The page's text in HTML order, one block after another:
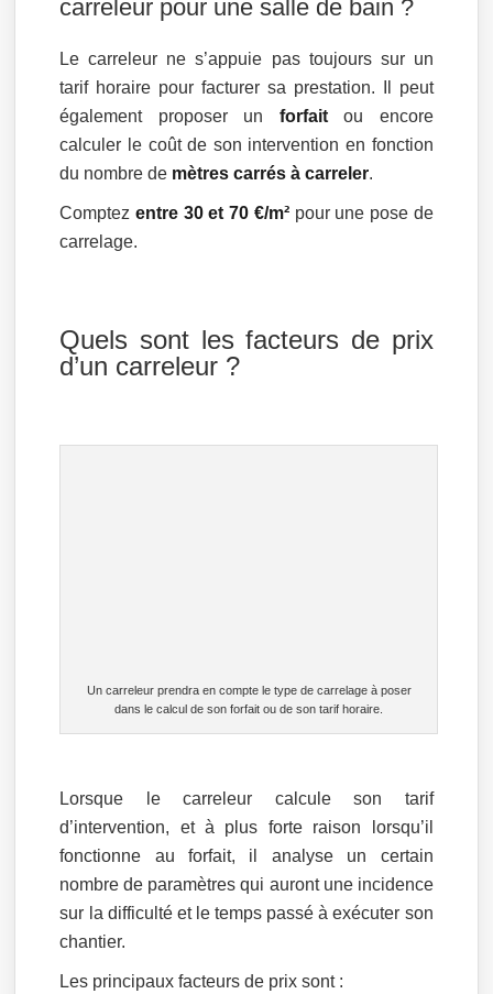
carreleur pour une salle de bain ?
Le carreleur ne s’appuie pas toujours sur un
tarif horaire pour facturer sa prestation. Il peut
également proposer un forfaitou encore
calculer le coût de son intervention en fonction
du nombre de mètres carrés à carreler.
Comptezentre 30 et 70 €/m²pour une pose de
carrelage.
Quels sont les facteurs de prix
d’un carreleur ?
Un carreleur prendra en compte le type de carrelage à poser
dans le calcul de son forfait ou de son tarif horaire.
Lorsque le carreleur calcule son tarif
d’intervention, et à plus forte raison lorsqu’il
fonctionne au forfait, il analyse un certain
nombre de paramètres qui auront une incidence
sur la difficulté et le temps passé à exécuter son
chantier.
Les principaux facteurs de prix sont :